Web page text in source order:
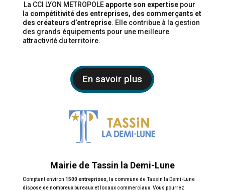
La CCI LYON METROPOLEapporte son expertisepour
la compétitivité des entreprises, des commerçants et
des créateurs d’entreprise. Elle contribue à la gestion
des grands équipements pour une meilleure
attractivité du territoire.
En savoir plus
Mairie de Tassin la Demi-Lune
Comptant environ 1500 entreprises, la commune de Tassin la Demi-Lune
dispose de nombreux bureaux et locaux commerciaux. Vous pourrez